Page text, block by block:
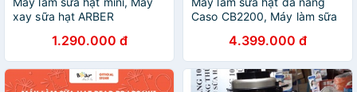
xay sữa hạt ARBER
350ml màu đỏ - Hàng chính
hãng
1.290.000 đ
Caso CB2200, Máy làm sữa
4.399.000 đ